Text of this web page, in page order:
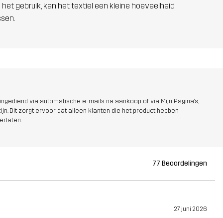
gebruik, kan het textiel een kleine hoeveelheid
via automatische e-mails na aankoop of via Mijn Pagina's,
Dit zorgt ervoor dat alleen klanten die het product hebben
77 Beoordelingen
27 juni 2026